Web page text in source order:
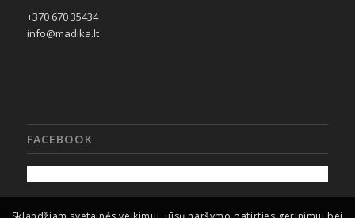
+370 670 35434
info@madika.lt
FACEBOOK